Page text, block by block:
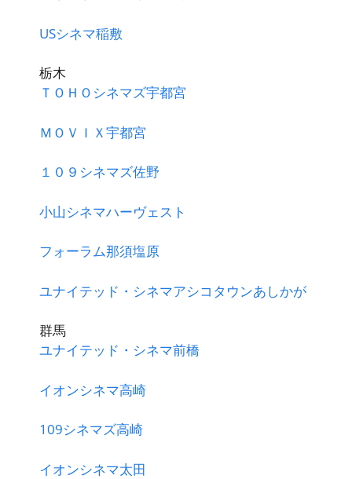
USシネマ稲敷
栃木
ＴＯＨＯシネマズ宇都宮
ＭＯＶＩＸ宇都宮
１０９シネマズ佐野
小山シネマハーヴェスト
フォーラム那須塩原
ユナイテッド・シネマアシコタウンあしかが
群馬
ユナイテッド・シネマ前橋
イオンシネマ高崎
109シネマズ高崎
イオンシネマ太田